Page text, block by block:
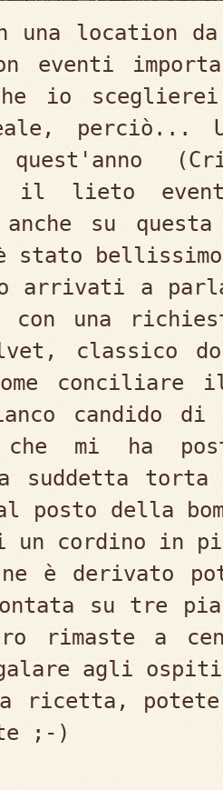
una location
eventi
io
perciò...
quest'anno
il lieto
su
stato
arrivati a
con una
classico
candido di
che mi ha
suddetta
della
un cordino in
ne è derivato
su tre
rimaste a
agli
ricetta, potete
;-)